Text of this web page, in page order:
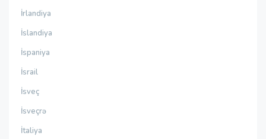
İrlandiya
İslandiya
İspaniya
İsrail
İsveç
İsveçrə
İtaliya